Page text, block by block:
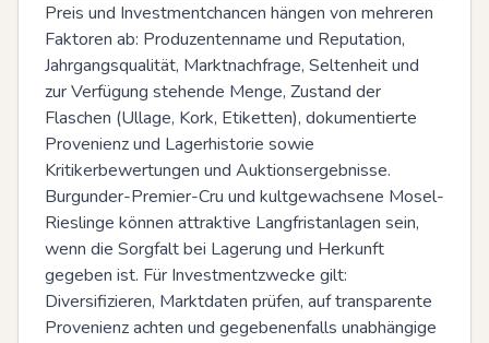
Preis und Investmentchancen hängen von mehreren
Faktoren ab: Produzentenname und Reputation,
Jahrgangsqualität, Marktnachfrage, Seltenheit und
zur Verfügung stehende Menge, Zustand der
Flaschen (Ullage, Kork, Etiketten), dokumentierte
Provenienz und Lagerhistorie sowie
Kritikerbewertungen und Auktionsergebnisse.
Burgunder-Premier-Cru und kultgewachsene Mosel-
Rieslinge können attraktive Langfristanlagen sein,
wenn die Sorgfalt bei Lagerung und Herkunft
gegeben ist. Für Investmentzwecke gilt:
Diversifizieren, Marktdaten prüfen, auf transparente
Provenienz achten und gegebenenfalls unabhängige